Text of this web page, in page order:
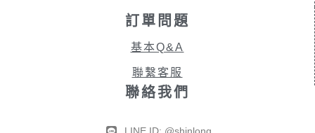
訂單問題
基本Q&A
聯繫客服
聯絡我們